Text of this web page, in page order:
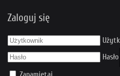
Zaloguj się
Hasło